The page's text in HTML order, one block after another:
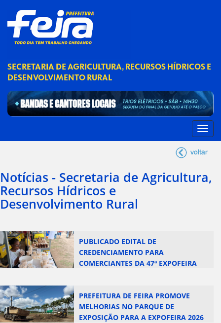
SECRETARIA DE AGRICULTURA, RECURSOS HÍDRICOS E
DESENVOLVIMENTO RURAL
Notícias - Secretaria de Agricultura,
Recursos Hídricos e
Desenvolvimento Rural
PUBLICADO EDITAL DE
CREDENCIAMENTO PARA
COMERCIANTES DA 47ª EXPOFEIRA
PREFEITURA DE FEIRA PROMOVE
MELHORIAS NO PARQUE DE
EXPOSIÇÃO PARA A EXPOFEIRA 2026